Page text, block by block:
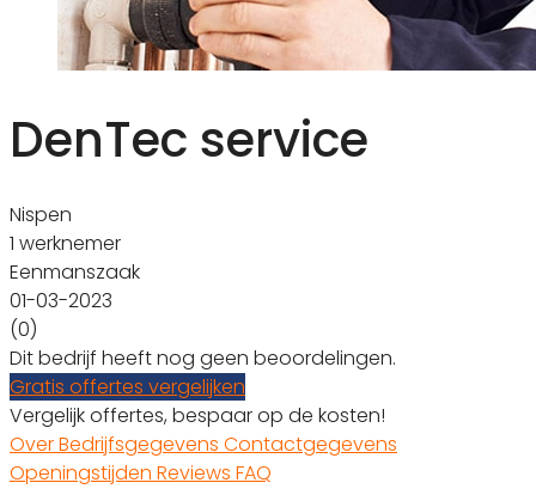
DenTec service
Nispen
1 werknemer
Eenmanszaak
01-03-2023
(0)
Dit bedrijf heeft nog geen beoordelingen.
Gratis offertes vergelijken
Vergelijk offertes, bespaar op de kosten!
OverBedrijfsgegevens Contactgegevens
Openingstijden Reviews FAQ